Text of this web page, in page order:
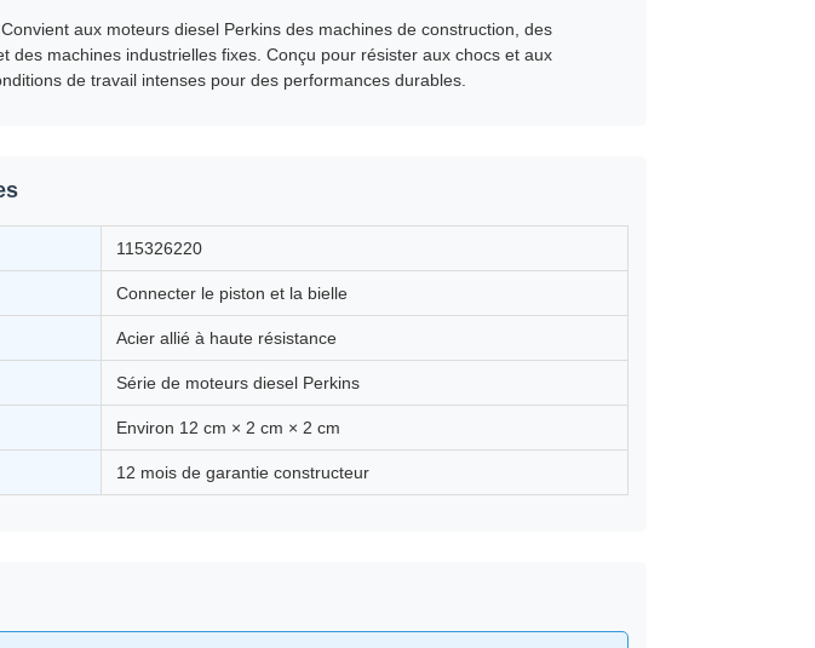
Convient aux moteurs diesel Perkins des machines de construction, des
des machines industrielles fixes. Conçu pour résister aux chocs et aux
de travail intenses pour des performances durables.
115326220
Connecter le piston et la bielle
Acier allié à haute résistance
Série de moteurs diesel Perkins
Environ 12 cm × 2 cm × 2 cm
12 mois de garantie constructeur